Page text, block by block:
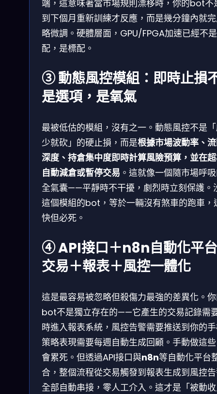
端，這意味著當市場規則漂移時，你的bot不
到下個月重新訓練才反應，而是幾分鐘內就
略微調。硬體層面，GPU/FPGA加速已經不
配，是標配。
③ 動態風控模組：即時止損
是選項，是氧氣
最被低估的模組，沒有之一。動態風控不是
少就砍」的硬止損，而是根據市場波動率、
深度、持倉集中度即時計算風險預算，並在
自動減倉或暫停交易 。這就像一個隨市場呼
全氣囊——平靜時不干擾，劇烈時立刻保護。
這個模組的bot，等於一輛沒有煞車的跑車，
快但必死。
④ API接口＋n8n自動化平
交易＋報表＋風控一體化
這是最容易被忽略但殺傷力最強的差異化。
bot不是獨立存在的——它產生的交易記錄需
時進入報表系統，風控告警需要推送到你的
策略表現需要每週自動生成回顧。手動做這
會累死。但透過API接口與n8n等自動化平台
合，整個流程從交易觸發到報表生成到風控
全部自動串接，零人工介入。這才是「被動